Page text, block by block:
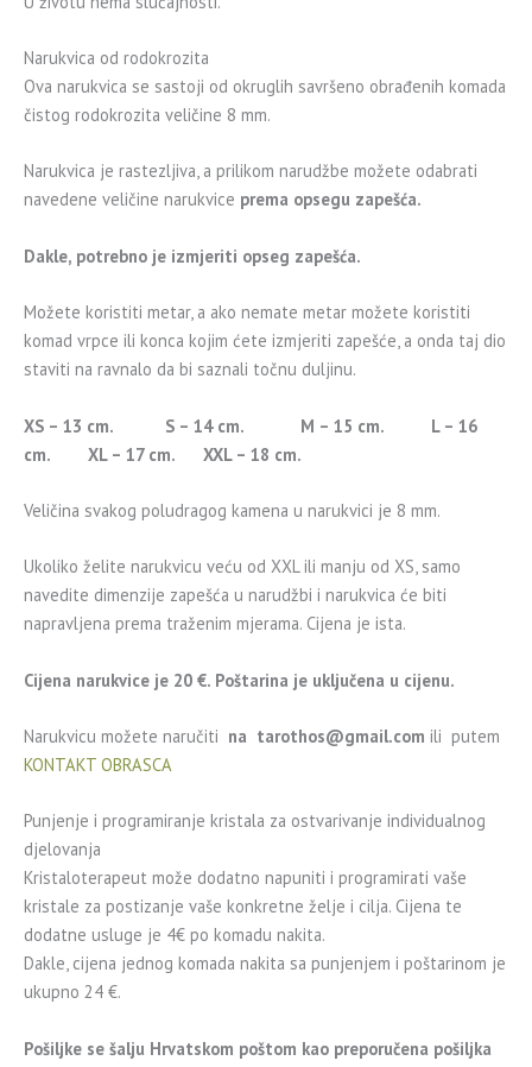
Narukvica od rodokrozita
Ova narukvica se sastoji od okruglih savršeno obrađenih komada
čistog rodokrozita veličine 8 mm.
Narukvica je rastezljiva, a prilikom narudžbe možete odabrati
navedene veličine narukvice prema opsegu zapešća.
Dakle, potrebno je izmjeriti opseg zapešća.
Možete koristiti metar, a ako nemate metar možete koristiti
komad vrpce ili konca kojim ćete izmjeriti zapešće, a onda taj dio
staviti na ravnalo da bi saznali točnu duljinu.
XS – 13 cm. S – 14 cm. M – 15 cm. L – 16
cm. XL – 17 cm. XXL – 18 cm.
Veličina svakog poludragog kamena u narukvici je 8 mm.
Ukoliko želite narukvicu veću od XXL ili manju od XS, samo
navedite dimenzije zapešća u narudžbi i narukvica će biti
napravljena prema traženim mjerama. Cijena je ista.
Cijena narukvice je 20 €. Poštarina je uključena u cijenu.
Narukvicu možete naručiti na tarothos@gmail.com ili putem
KONTAKT OBRASCA
Punjenje i programiranje kristala za ostvarivanje individualnog
djelovanja
Kristaloterapeut može dodatno napuniti i programirati vaše
kristale za postizanje vaše konkretne želje i cilja. Cijena te
dodatne usluge je 4€ po komadu nakita.
Dakle, cijena jednog komada nakita sa punjenjem i poštarinom je
ukupno 24 €.
Pošiljke se šalju Hrvatskom poštom kao preporučena pošiljka